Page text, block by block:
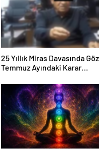
25 Yıllık Miras Davasında
Temmuz Ayındaki Karar